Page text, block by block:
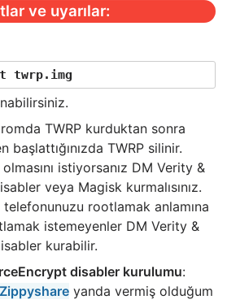
ve uyarılar:
twrp.img
TWRP kurduktan sonra
başlattığınızda TWRP silinir.
olmasını istiyorsanız DM Verity &
veya Magisk kurmalısınız.
rootlamak anlamına
istemeyenler DM Verity &
kurabilir.
disabler kurulumu:
Zippyshare yanda vermiş olduğum